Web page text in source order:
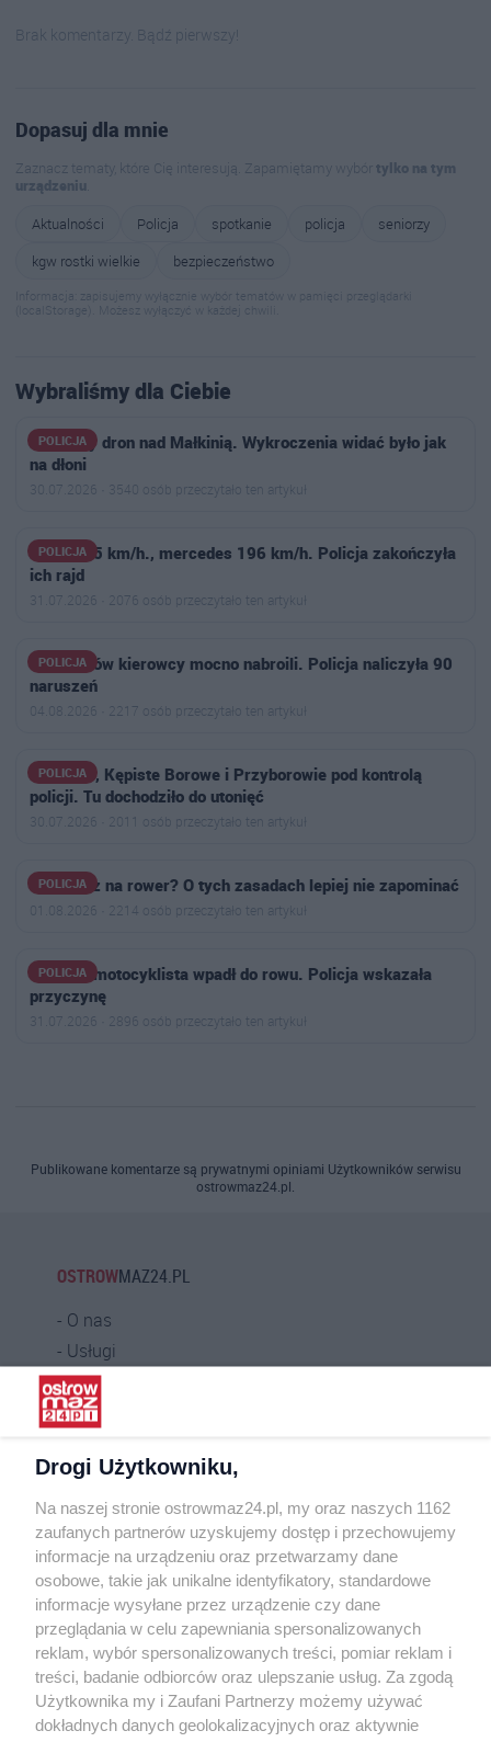
Brak komentarzy. Bądź pierwszy!
Dopasuj dla mnie
Zaznacz tematy, które Cię interesują. Zapamiętamy wybórtylko na tym
urządzeniu
Aktualności
Policja spotkanie policja
seniorzy
kgw rostki wielkie
bezpieczeństwo
Informacja: zapisujemy wyłącznie wybór tematów w pamięci przeglądarki
(localStorage). Możesz wyłączyć w każdej chwili.
Wybraliśmy dla Ciebie
POLICJA
Policyjny dron nad Małkinią. Wykroczenia widać było jak
na dłoni
30.07.2026 · 3540 osób przeczytało ten artykuł
POLICJA
BMW 175 km/h., mercedes 196 km/h. Policja zakończyła
ich rajd
31.07.2026 · 2076 osób przeczytało ten artykuł
POLICJA
U sąsiadów kierowcy mocno nabroili. Policja naliczyła 90
naruszeń
04.08.2026 · 2217 osób przeczytało ten artykuł
POLICJA
Kiełczew, Kępiste Borowe i Przyborowie pod kontrolą
policji. Tu dochodziło do utonięć
30.07.2026 · 2011 osób przeczytało ten artykuł
POLICJA
Wsiadasz na rower? O tych zasadach lepiej nie zapominać
01.08.2026 · 2214 osób przeczytało ten artykuł
POLICJA
50-letni motocyklista wpadł do rowu. Policja wskazała
przyczynę
31.07.2026 · 2896 osób przeczytało ten artykuł
Publikowane komentarze są prywatnymi opiniami Użytkowników serwisu
ostrowmaz24.pl.
OSTROWMAZ24.PL
O nas
Usługi
Praca
Warunki korzystania
Kontakt
INFORMATOR
Bankomaty
Msze święte
Nocna pomoc lekarska
Taxi
REKLAMA
Drogi Użytkowniku,
Na naszej stronie ostrowmaz24.pl, my oraz naszych 1162
zaufanych partnerów uzyskujemy dostęp i przechowujemy
informacje na urządzeniu oraz przetwarzamy dane
osobowe, takie jak unikalne identyfikatory, standardowe
informacje wysyłane przez urządzenie czy dane
przeglądania w celu zapewniania spersonalizowanych
reklam, wybór spersonalizowanych treści, pomiar reklam i
treści, badanie odbiorców oraz ulepszanie usług. Za zgodą
Użytkownika my i Zaufani Partnerzy możemy używać
dokładnych danych geolokalizacyjnych oraz aktywnie